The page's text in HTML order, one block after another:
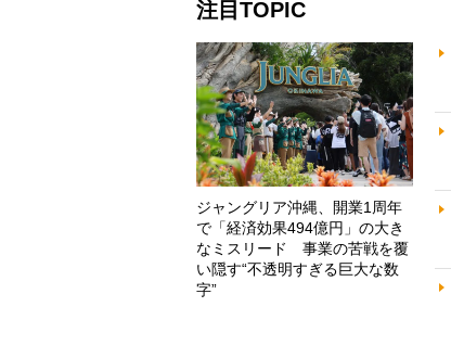
注目TOPIC
ジャングリア沖縄、開業1周年
で「経済効果494億円」の大き
なミスリード 事業の苦戦を覆
い隠す“不透明すぎる巨大な数
字”